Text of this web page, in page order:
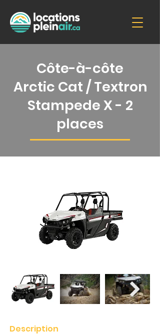
Côte-à-côte
Arctic Cat / Textron
Stampede X - 2
places
Description